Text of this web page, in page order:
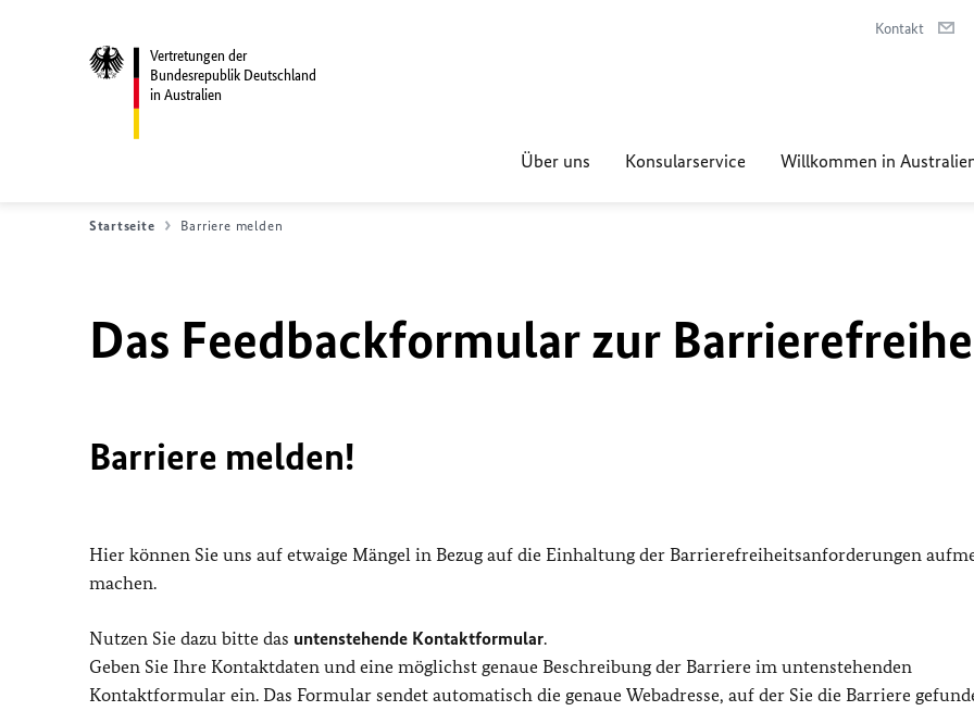
Vertretungen der
Bundesrepublik Deutschland
in Australien
Kontakt
Über uns Konsularservice Willkommen in
Startseite Barriere melden
Das Feedbackformular zur
Barriere melden!
Hier können Sie uns auf etwaige Mängel in Bezug auf die Einhaltung der Barrierefreiheitsanforderungen
machen.
Nutzen Sie dazu bitte das untenstehende Kontaktformular.
Geben Sie Ihre Kontaktdaten und eine möglichst genaue Beschreibung der Barriere im untenstehenden
Kontaktformular ein. Das Formular sendet automatisch die genaue Webadresse, auf der Sie die Barriere